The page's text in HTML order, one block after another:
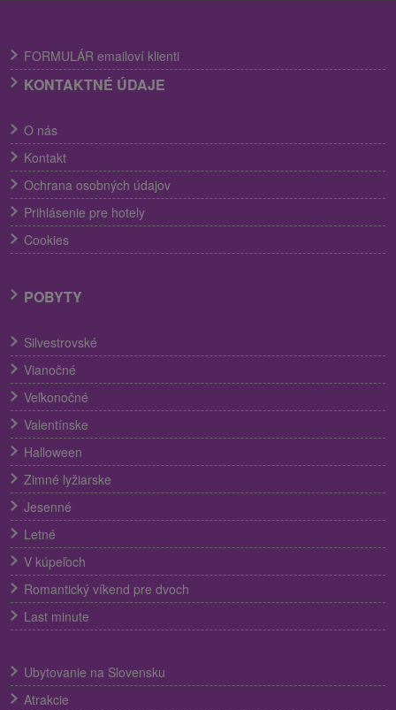
FORMULÁR emailoví klienti
KONTAKTNÉ ÚDAJE
O nás
Kontakt
Ochrana osobných údajov
Prihlásenie pre hotely
Cookies
POBYTY
Silvestrovské
Vianočné
Veľkonočné
Valentínske
Halloween
Zimné lyžiarske
Jesenné
Letné
V kúpeľoch
Romantický víkend pre dvoch
Last minute
Ubytovanie na Slovensku
Atrakcie